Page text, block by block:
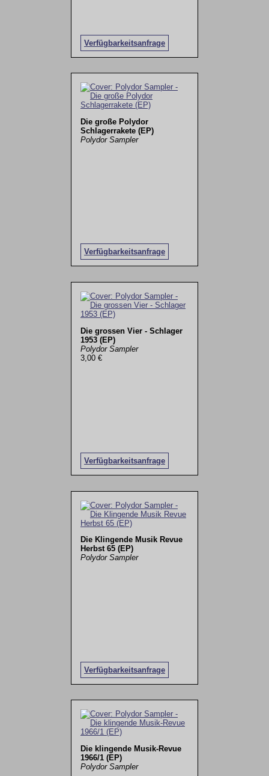
Verfügbarkeitsanfrage
Die große Polydor
Schlagerrakete (EP)
Polydor Sampler
Verfügbarkeitsanfrage
Die grossen Vier - Schlager
1953 (EP)
Polydor Sampler
3,00 €
Verfügbarkeitsanfrage
Die Klingende Musik Revue
Herbst 65 (EP)
Polydor Sampler
Verfügbarkeitsanfrage
Die klingende Musik-Revue
1966/1 (EP)
Polydor Sampler